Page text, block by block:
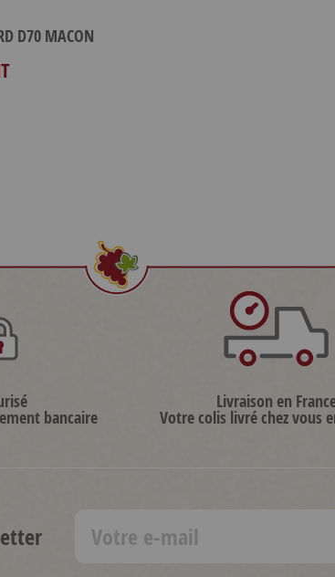
D70 MACON
bancaire
Livraison en
Votre colis livré chez vous